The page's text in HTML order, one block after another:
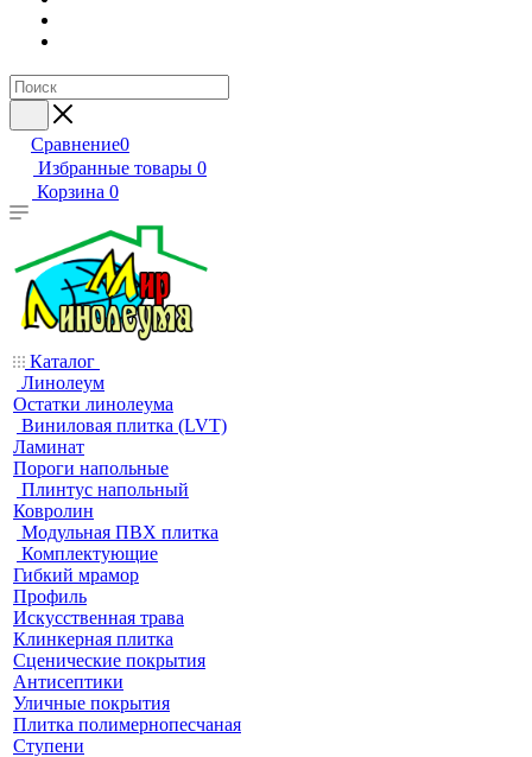
Сравнение0
Избранные товары 0
Корзина 0
Каталог
Линолеум
Остатки линолеума
Виниловая плитка (LVT)
Ламинат
Пороги напольные
Плинтус напольный
Ковролин
Модульная ПВХ плитка
Комплектующие
Гибкий мрамор
Профиль
Искусственная трава
Клинкерная плитка
Сценические покрытия
Антисептики
Уличные покрытия
Плитка полимернопесчаная
Ступени